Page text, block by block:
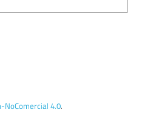
NoComercial 4.0.